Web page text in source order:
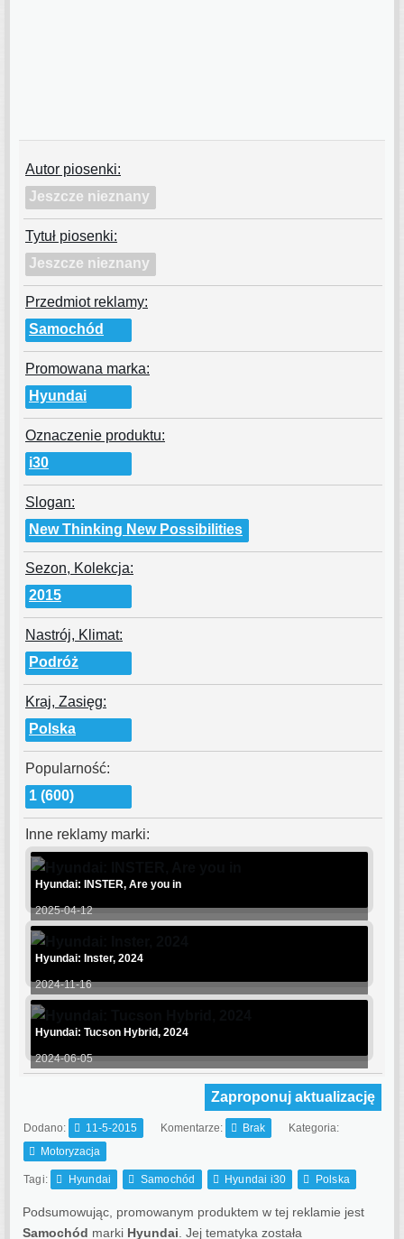
Autor piosenki:
Jeszcze nieznany
Tytuł piosenki:
Jeszcze nieznany
Przedmiot reklamy:
Samochód
Promowana marka:
Hyundai
Oznaczenie produktu:
i30
Slogan:
New Thinking New Possibilities
Sezon, Kolekcja:
2015
Nastrój, Klimat:
Podróż
Kraj, Zasięg:
Polska
Popularność:
1 (600)
Inne reklamy marki:
Hyundai: INSTER, Are you in
2025-04-12
Hyundai: Inster, 2024
2024-11-16
Hyundai: Tucson Hybrid, 2024
2024-06-05
Zaproponuj aktualizację
Dodano: 11-5-2015 Komentarze: Brak
Kategoria:
Motoryzacja
Tagi: Hyundai Samochód Hyundai i30 Polska
Podsumowując, promowanym produktem w tej reklamie jest
Samochód marki Hyundai. Jej tematyka została